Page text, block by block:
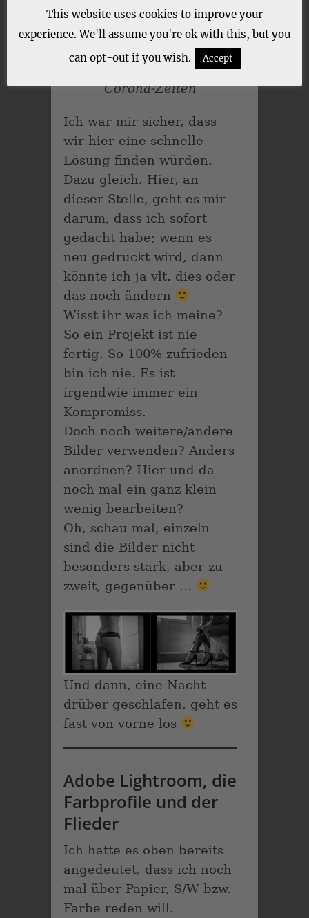
Unser kleines
Fotobüchertreffen in
Corona-Zeiten
Ich war mir sicher, dass
wir hier eine schnelle
Lösung finden würden.
Dazu gleich. Hier, an
dieser Stelle, geht es mir
darum, dass ich sofort
gedacht habe; wenn es
neu gedruckt wird, dann
könnte ich ja vlt. dies oder
das noch ändern
Wisst ihr was ich meine?
So ein Projekt ist nie
fertig. So 100% zufrieden
bin ich nie. Es ist
irgendwie immer ein
Kompromiss.
Doch noch weitere/andere
Bilder verwenden? Anders
anordnen? Hier und da
noch mal ein ganz klein
wenig bearbeiten?
Oh, schau mal, einzeln
sind die Bilder nicht
besonders stark, aber zu
zweit, gegenüber …
Und dann, eine Nacht
drüber geschlafen, geht es
fast von vorne los
Adobe Lightroom, die
Farbprofile und der
Flieder
Ich hatte es oben bereits
angedeutet, dass ich noch
mal über Papier, S/W bzw.
Farbe reden will.
This website uses cookies to improve your
experience. We'll assume you're ok with this, but you
can opt-out if you wish.
Accept